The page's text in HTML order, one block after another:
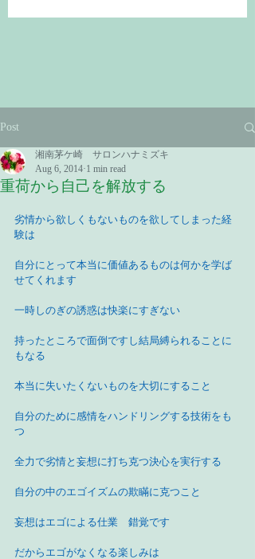
Post
重荷から自己を解放する
湘南茅ケ崎 サロンハナミズキ
Aug 6, 2014 1 min read
劣情から欲しくもないものを欲してしまった経
験は
自分にとって本当に価値あるものは何かを学ば
せてくれます
一時しのぎの誘惑は快楽にすぎない
持ったところで面倒ですし結局縛られることに
もなる
本当に失いたくないものを大切にすること
自分のために感情をハンドリングする技術をも
つ
全力で劣情と妄想に打ち克つ決心を実行する
自分の中のエゴイズムの欺瞞に克つこと
妄想はエゴによる仕業　錯覚です
だからエゴがなくなる楽しみは